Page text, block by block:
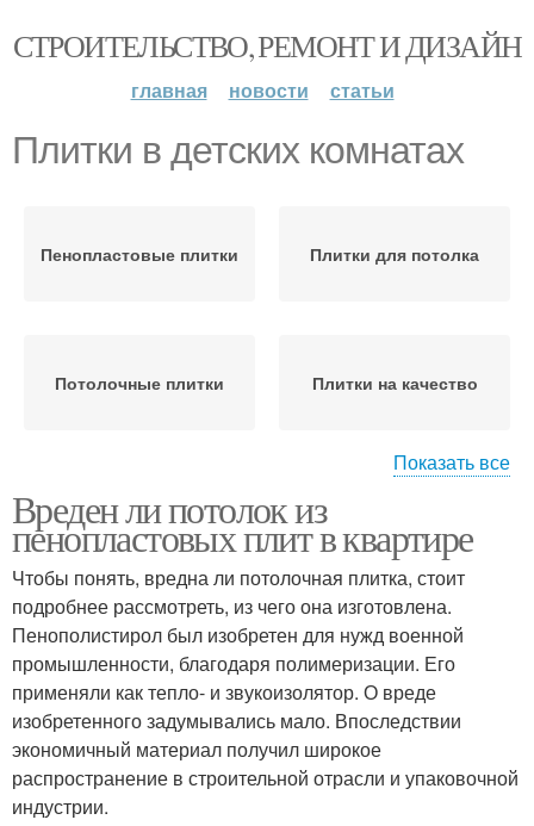
СТРОИТЕЛЬСТВО, РЕМОНТ И ДИЗАЙН
главная новости статьи
Плитки в детских комнатах
Пенопластовые плитки Плитки для потолка
Потолочные плитки Плитки на качество
Плитки на внешний вид Пенопластовая плитка
Потолочная плитка
Плитки из
пенополистирола
Показать все
Вреден ли потолок из
пенопластовых плит в квартире
Чтобы понять, вредна ли потолочная плитка, стоит
подробнее рассмотреть, из чего она изготовлена.
Пенополистирол был изобретен для нужд военной
промышленности, благодаря полимеризации. Его
применяли как тепло- и звукоизолятор. О вреде
изобретенного задумывались мало. Впоследствии
экономичный материал получил широкое
распространение в строительной отрасли и упаковочной
индустрии.